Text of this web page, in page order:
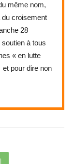
même nom,
croisement
28
à tous
« en lutte
pour dire non